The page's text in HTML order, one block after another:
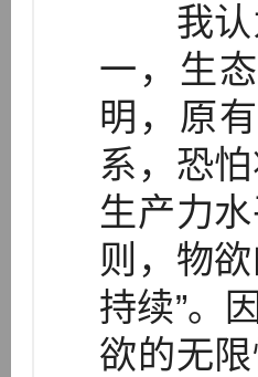
我认为
一，生
明，原
系，恐
生产力
则，物
持续”。
欲的无